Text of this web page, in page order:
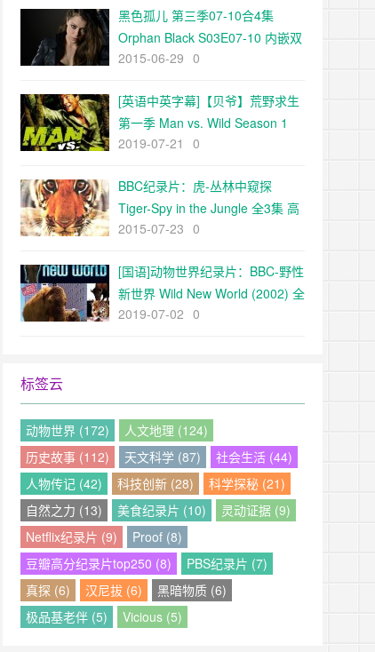
黑色孤儿 第三季07-10合4集
Orphan Black S03E07-10 内嵌双
语字幕（深影字幕组）
2015-06-29 0
[英语中英字幕]【贝爷】荒野求生
第一季 Man vs. Wild Season 1
(2006) 全9季下载
2019-07-21 0
BBC纪录片：虎-丛林中窥探
Tiger-Spy in the Jungle 全3集 高
清720P 外挂中文字幕
2015-07-23 0
[国语]动物世界纪录片：BBC-野性
新世界 Wild New World (2002) 全
6集
2019-07-02 0
标签云
动物世界 (172)
人文地理 (124)
历史故事 (112)
天文科学 (87)
社会生活 (44)
人物传记 (42)
科技创新 (28)
科学探秘 (21)
自然之力 (13)
美食纪录片 (10)
灵动证据 (9)
Netflix纪录片 (9)
Proof (8)
豆瓣高分纪录片top250 (8)
PBS纪录片 (7)
真探 (6)
汉尼拔 (6)
黑暗物质 (6)
极品基老伴 (5)
Vicious (5)